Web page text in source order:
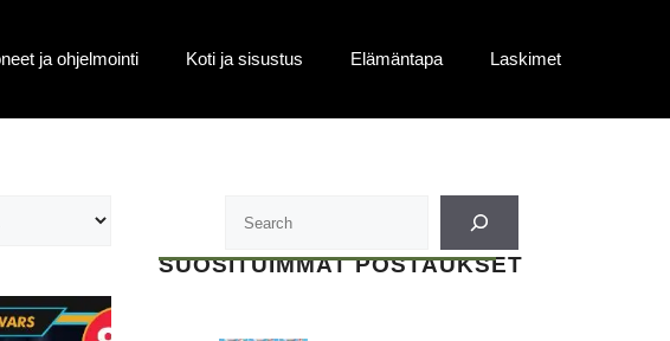
ja ohjelmointi Koti ja sisustus Elämäntapa Laskimet
SUOSITUIMMAT POSTAUKSET